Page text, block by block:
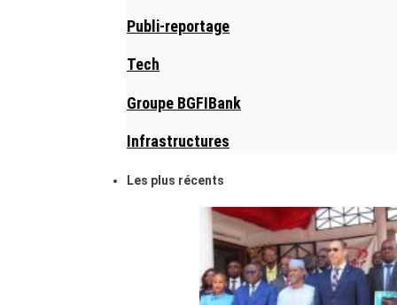
Publi-reportage
Tech
Groupe BGFIBank
Infrastructures
Les plus récents